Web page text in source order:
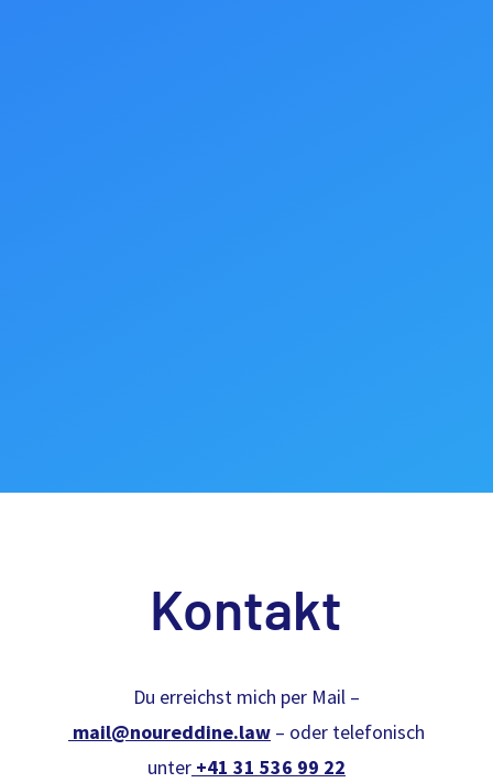
Kontakt
Du erreichst mich per Mail –
mail@noureddine.law – oder telefonisch
unter +41 31 536 99 22